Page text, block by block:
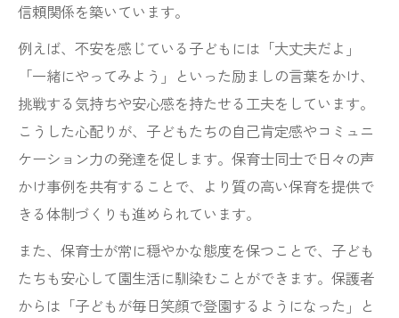
信頼関係を築いています。
例えば、不安を感じている子どもには「大丈夫だよ」
「一緒にやってみよう」といった励ましの言葉をかけ、
挑戦する気持ちや安心感を持たせる工夫をしています。
こうした心配りが、子どもたちの自己肯定感やコミュニ
ケーション力の発達を促します。保育士同士で日々の声
かけ事例を共有することで、より質の高い保育を提供で
きる体制づくりも進められています。
また、保育士が常に穏やかな態度を保つことで、子ども
たちも安心して園生活に馴染むことができます。保護者
からは「子どもが毎日笑顔で登園するようになった」と